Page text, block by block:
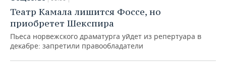
Театр Камала лишится Фоссе, но
приобретет Шекспира
Пьеса норвежского драматурга уйдет из репертуара в
декабре: запретили правообладатели